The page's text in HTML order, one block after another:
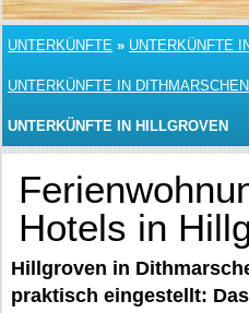
UNTERKÜNFTE » UNTERKÜNFTE
UNTERKÜNFTE IN DITHMARSCHEN
UNTERKÜNFTE IN HILLGROVEN
Hotels in
Hillgroven in
praktisch eingestellt: